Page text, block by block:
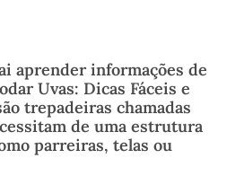
aprender informações de
Uvas: Dicas Fáceis e
trepadeiras chamadas
de uma estrutura
parreiras, telas ou